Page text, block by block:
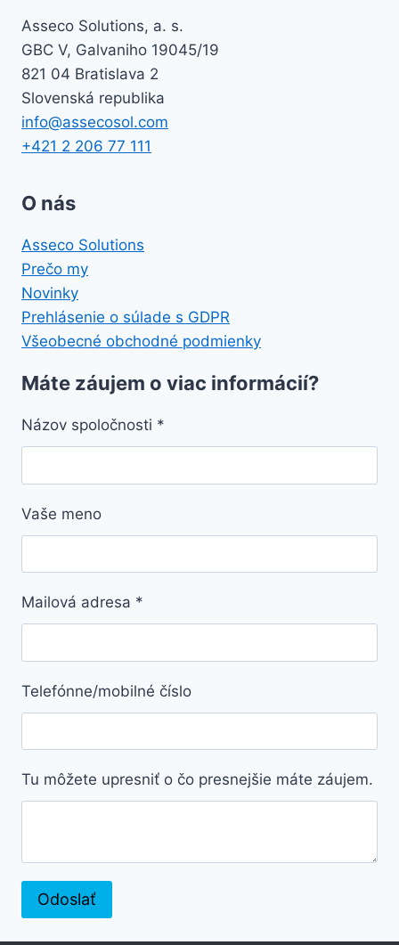
Asseco Solutions, a. s.
GBC V, Galvaniho 19045/19
821 04 Bratislava 2
Slovenská republika
info@assecosol.com
+421 2 206 77 111
O nás
Asseco Solutions
Prečo my
Novinky
Prehlásenie o súlade s GDPR
Všeobecné obchodné podmienky
Máte záujem o viac informácií?
Názov spoločnosti *
Vaše meno
Mailová adresa *
Telefónne/mobilné číslo
Tu môžete upresniť o čo presnejšie máte záujem.
Odoslať